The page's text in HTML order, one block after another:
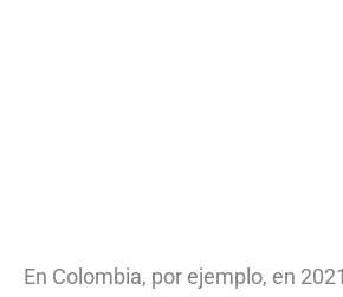
En Colombia, por ejemplo, en